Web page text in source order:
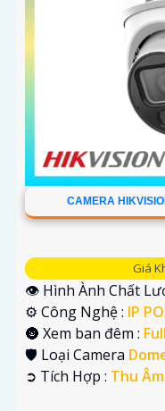
CAMERA
Giá
👁 Hình Ành Chất
⚙ Công Nghệ : IP
🌚 Xem ban đêm :
🛡 Loại Camera
️➲ Tích Hợp : Thu